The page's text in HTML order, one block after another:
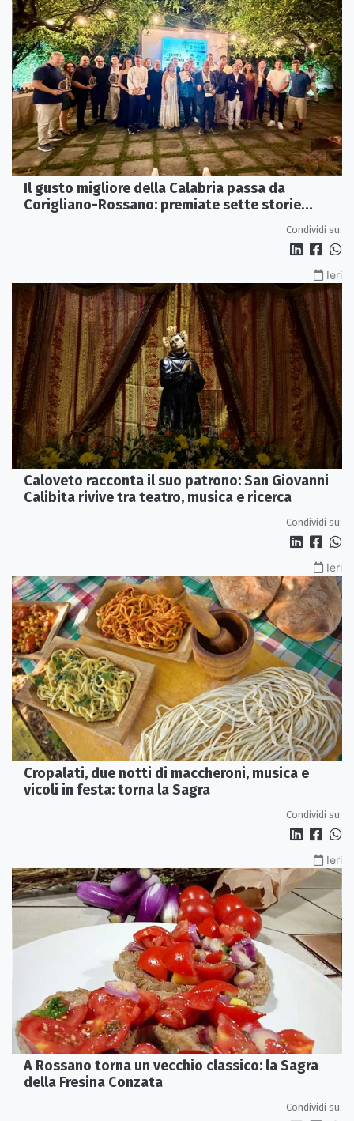
Il gusto migliore della Calabria passa da
Corigliano-Rossano: premiate sette storie
Condividi su:
Ieri
Caloveto racconta il suo patrono: San Giovanni
Calibita rivive tra teatro, musica e ricerca
Condividi su:
Ieri
Cropalati, due notti di maccheroni, musica e
vicoli in festa: torna la Sagra
Condividi su:
Ieri
A Rossano torna un vecchio classico: la Sagra
della Fresina Conzata
Condividi su: